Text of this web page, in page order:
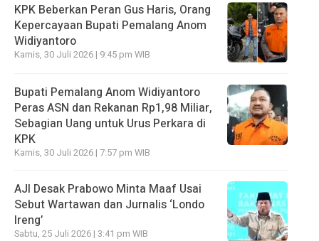
KPK Beberkan Peran Gus Haris, Orang
Kepercayaan Bupati Pemalang Anom
Widiyantoro
Kamis, 30 Juli 2026 | 9:45 pm WIB
Bupati Pemalang Anom Widiyantoro
Peras ASN dan Rekanan Rp1,98 Miliar,
Sebagian Uang untuk Urus Perkara di
KPK
Kamis, 30 Juli 2026 | 7:57 pm WIB
AJI Desak Prabowo Minta Maaf Usai
Sebut Wartawan dan Jurnalis ‘Londo
Ireng’
Sabtu, 25 Juli 2026 | 3:41 pm WIB